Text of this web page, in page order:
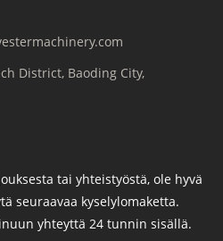
District, Baoding City,
tai yhteistyöstä, ole hyvä
seuraavaa kyselylomaketta.
yhteyttä 24 tunnin sisällä.